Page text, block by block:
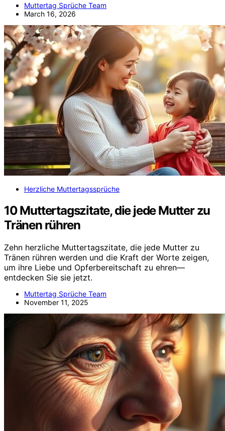
Muttertag Sprüche Team
March 16, 2026
Herzliche Muttertagssprüche
10 Muttertagszitate, die jede Mutter zu
Tränen rühren
Zehn herzliche Muttertagszitate, die jede Mutter zu
Tränen rühren werden und die Kraft der Worte zeigen,
um ihre Liebe und Opferbereitschaft zu ehren—
entdecken Sie sie jetzt.
Muttertag Sprüche Team
November 11, 2025